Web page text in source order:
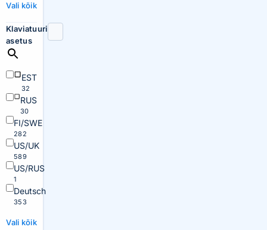
Vali kõik
Klaviatuuri
asetus
EST
32
RUS
30
FI/SWE
282
US/UK
589
US/RUS
1
Deutsch
353
Vali kõik